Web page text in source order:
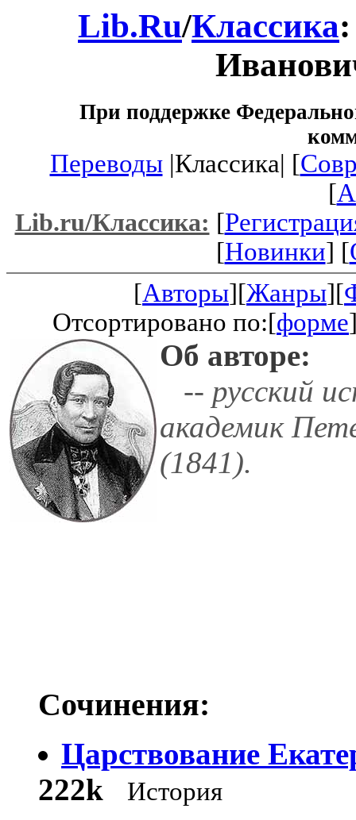
Lib.Ru/Классика
При поддержке
Переводы|Классика| [
[
Lib.ru/Классика: [
[Новинки] [
[Авторы][Жанры][
Отсортировано по:[форме
Об авторе:
-- русский
академик
(1841).
Сочинения:
Царствование
222k
История